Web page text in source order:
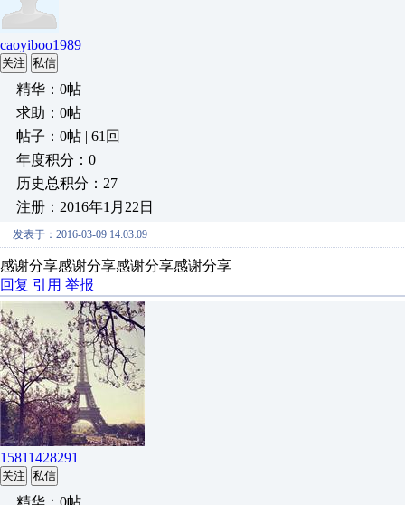
caoyiboo1989
关注 私信
精华：0帖
求助：0帖
帖子：0帖 | 61回
年度积分：0
历史总积分：27
注册：2016年1月22日
发表于：2016-03-09 14:03:09
感谢分享感谢分享感谢分享感谢分享
回复 引用 举报
15811428291
关注 私信
精华：0帖